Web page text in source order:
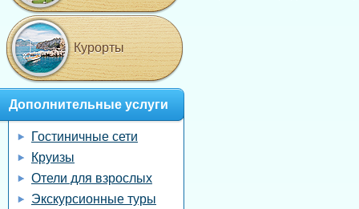
Курорты
Дополнительные услуги
Гостиничные сети
Круизы
Отели для взрослых
Экскурсионные туры